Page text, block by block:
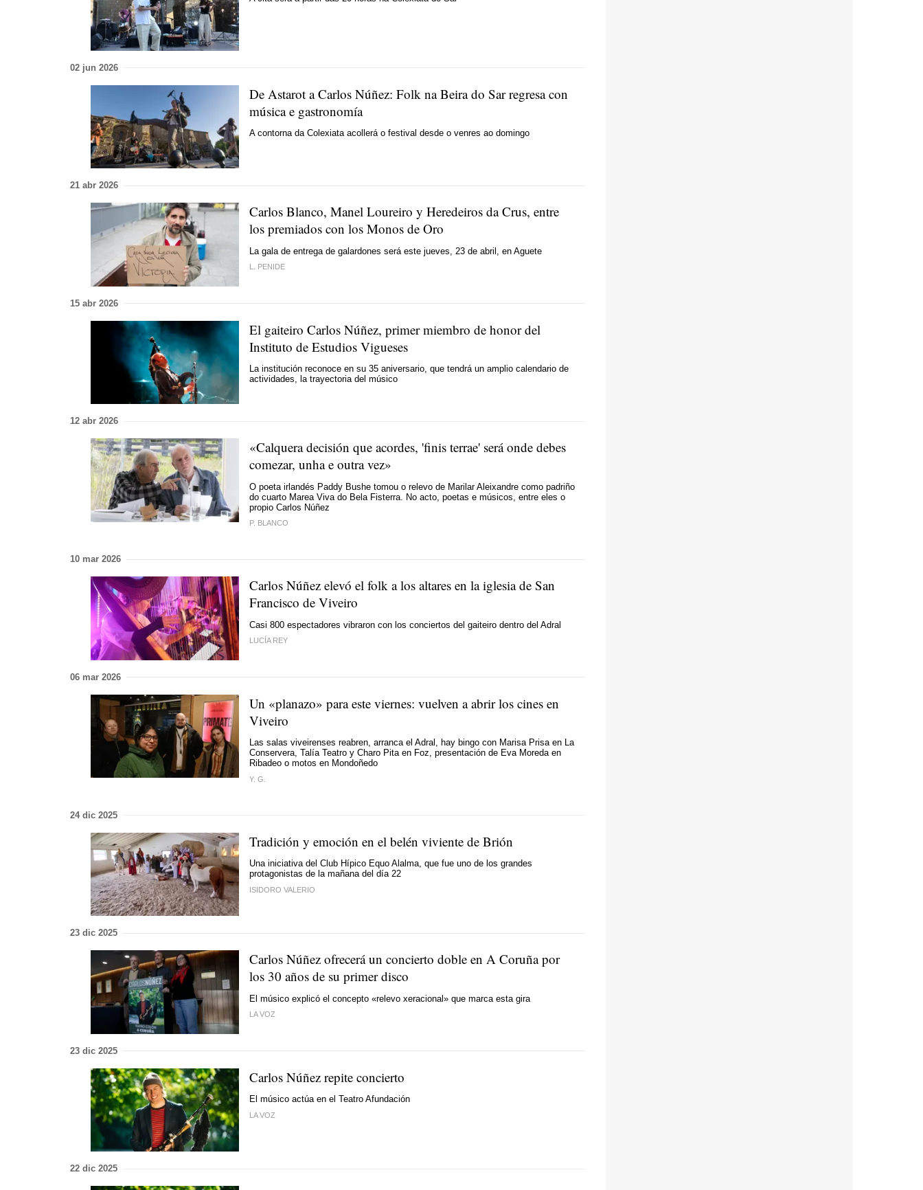
02 jun 2026
De Astarot a Carlos Núñez: Folk na Beira do Sar regresa con
música e gastronomía
A contorna da Colexiata acollerá o festival desde o venres ao domingo
21 abr 2026
Carlos Blanco, Manel Loureiro y Heredeiros da Crus, entre
los premiados con los Monos de Oro
La gala de entrega de galardones será este jueves, 23 de abril, en Aguete
L. PENIDE
15 abr 2026
El gaiteiro Carlos Núñez, primer miembro de honor del
Instituto de Estudios Vigueses
La institución reconoce en su 35 aniversario, que tendrá un amplio calendario de
actividades, la trayectoria del músico
12 abr 2026
«Calquera decisión que acordes, 'finis terrae' será onde debes
comezar, unha e outra vez»
O poeta irlandés Paddy Bushe tomou o relevo de Marilar Aleixandre como padriño
do cuarto Marea Viva do Bela Fisterra. No acto, poetas e músicos, entre eles o
propio Carlos Núñez
P. BLANCO
10 mar 2026
Carlos Núñez elevó el folk a los altares en la iglesia de San
Francisco de Viveiro
Casi 800 espectadores vibraron con los conciertos del gaiteiro dentro del Adral
LUCÍA REY
06 mar 2026
Un «planazo» para este viernes: vuelven a abrir los cines en
Viveiro
Las salas viveirenses reabren, arranca el Adral, hay bingo con Marisa Prisa en La
Conservera, Talía Teatro y Charo Pita en Foz, presentación de Eva Moreda en
Ribadeo o motos en Mondoñedo
Y. G.
24 dic 2025
Tradición y emoción en el belén viviente de Brión
Una iniciativa del Club Hípico Equo Alalma, que fue uno de los grandes
protagonistas de la mañana del día 22
ISIDORO VALERIO
23 dic 2025
Carlos Núñez ofrecerá un concierto doble en A Coruña por
los 30 años de su primer disco
El músico explicó el concepto «relevo xeracional» que marca esta gira
LA VOZ
23 dic 2025
Carlos Núñez repite concierto
El músico actúa en el Teatro Afundación
LA VOZ
22 dic 2025